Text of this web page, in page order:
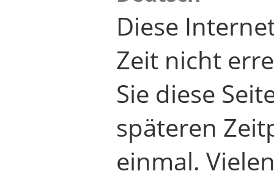
Diese
Zeit nicht
Sie diese
späteren
einmal.